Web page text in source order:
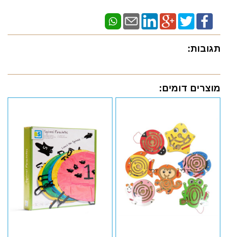
תגובות:
מוצרים דומים: